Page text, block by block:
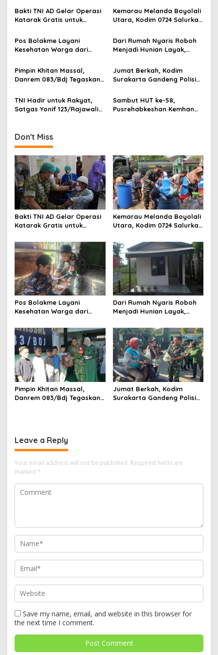
a
v
i
g
t
o
Bakti TNI AD Gelar Operasi
Katarak Gratis untuk
Kemarau Melanda Boyolali
Utara, Kodim 0724 Salurkan
Pos Bolakme Layani
Kesehatan Warga dari
Pegunungan
Dari Rumah Nyaris Roboh
Menjadi Hunian Layak,
Wujudkan Harapan Ibu Feri
Pimpin Khitan Massal,
Danrem 083/Bdj Tegaskan
Jumat Berkah, Kodim
Surakarta Gandeng Polisi
Gratis untuk Warga
TNI Hadir untuk Rakyat,
Satgas Yonif 123/Rajawali
Mappi
Sambut HUT ke-58,
Pusrehabkeshan Kemhan
Don't Miss
Bakti TNI AD Gelar Operasi
Katarak Gratis untuk
Kemarau Melanda Boyolali
Utara, Kodim 0724 Salurkan
Pos Bolakme Layani
Kesehatan Warga dari
Pegunungan
Dari Rumah Nyaris Roboh
Menjadi Hunian Layak,
Wujudkan Harapan Ibu Feri
Pimpin Khitan Massal,
Danrem 083/Bdj Tegaskan
Jumat Berkah, Kodim
Surakarta Gandeng Polisi
Leave a Reply
Your email address will not be published. Required fields are
marked *
Save my name, email, and website in this browser for
the next time I comment.